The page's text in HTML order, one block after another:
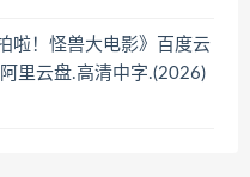
啦！怪兽大电影》百度云
里云盘.高清中字.(2026)